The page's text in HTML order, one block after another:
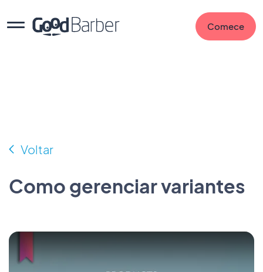
Comece
Voltar
Como gerenciar variantes